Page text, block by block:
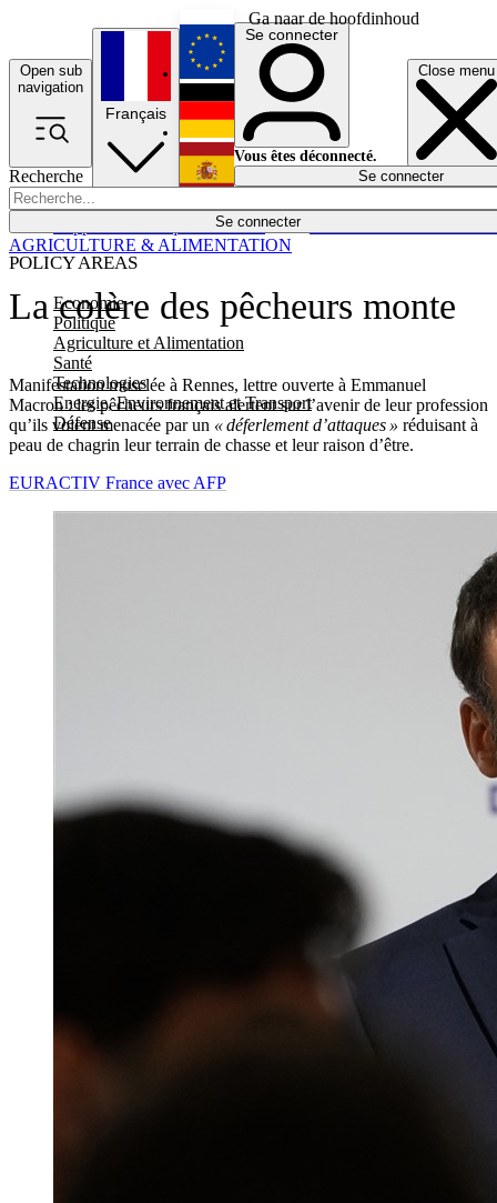
Ga naar de hoofdinhoud
Open sub
navigation
Close menu
Recherche
Se connecter
POLICY AREAS
Economie
Politique
Agriculture et Alimentation
Santé
Technologies
Energie, Environnement et Transport
Défense
Économie
Français
English
Deutsch
Español
Se connecter
Vous êtes déconnecté.
Se connecter
La colère des pêcheurs monte
Manifestation musclée à Rennes, lettre ouverte à Emmanuel
Macron : les pêcheurs français alertent sur l’avenir de leur profession
qu’ils voient menacée par un « déferlement d’attaques » réduisant à
peau de chagrin leur terrain de chasse et leur raison d’être.
AGRICULTURE & ALIMENTATION
EURACTIV France avec AFP